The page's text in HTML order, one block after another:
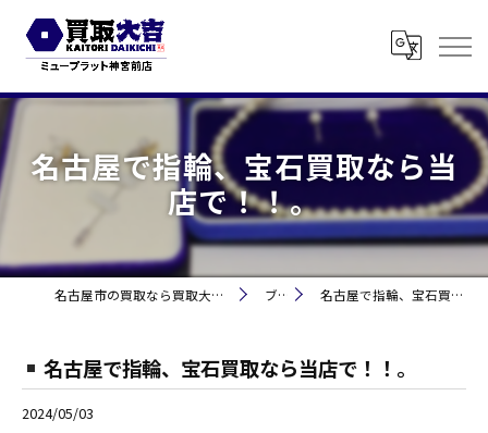
名古屋で指輪、宝石買取なら当
店で！！。
名古屋市の買取なら買取大吉 ミュープラット神宮前 ブログ 名古屋で指輪、宝石買取なら当店で！！。
名古屋で指輪、宝石買取なら当店で！！。
2024/05/03